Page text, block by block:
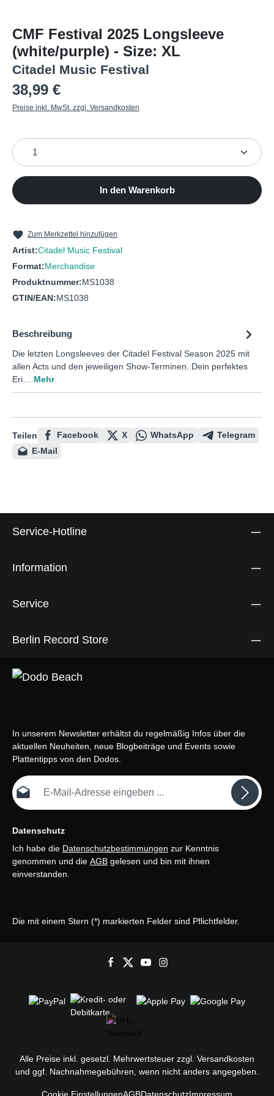
CMF Festival 2025 Longsleeve
(white/purple) - Size: XL
Citadel Music Festival
Regulärer Preis:
38,99 €
Preise inkl. MwSt. zzgl. Versandkosten
Produkt Anzahl: Gib den gewünschten Wert ein
In den Warenkorb
Zum Merkzettel hinzufügen
Artist:Citadel Music Festival
Format:Merchandise
Produktnummer:MS1038
GTIN/EAN:MS1038
Beschreibung
Die letzten Longsleeves der Citadel Festival Season 2025 mit
allen Acts und den jeweiligen Show-Terminen. Dein perfektes
Eri… Mehr
Teilen Facebook X WhatsApp
Telegram
E-Mail
Service-Hotline
Information
Service
Berlin Record Store
In unserem Newsletter erhältst du regelmäßig Infos über die
aktuellen Neuheiten, neue Blogbeiträge und Events sowie
Plattentipps von den Dodos.
E-Mail-Adresse*
Datenschutz
Ich habe die Datenschutzbestimmungen zur Kenntnis
genommen und die AGB gelesen und bin mit ihnen
einverstanden.
Die mit einem Stern (*) markierten Felder sind Pflichtfelder.
Alle Preise inkl. gesetzl. Mehrwertsteuer zzgl. Versandkosten
und ggf. Nachnahmegebühren, wenn nicht anders angegeben.
Cookie EinstellungenAGBDatenschutzImpressum